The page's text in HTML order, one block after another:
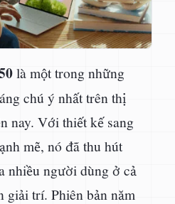
là một trong những
chú ý nhất trên thị
nay. Với thiết kế sang
mẽ, nó đã thu hút
nhiều người dùng ở cả
trí. Phiên bản năm